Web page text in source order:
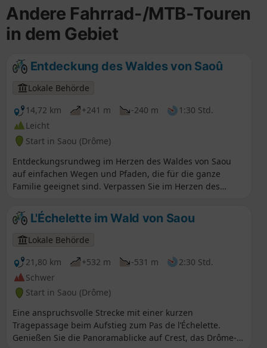
Andere Fahrrad-/MTB-Touren
in dem Gebiet
Entdeckung des Waldes von Saoû
Lokale Behörde
14,72 km
+241 m -240 m
1:30 Std.
Leicht
Start in Saou (Drôme)
Entdeckungsrundweg im Herzen des Waldes von Saou
auf einfachen Wegen und Pfaden, die für die ganze
Familie geeignet sind. Verpassen Sie im Herzen des
bemerkenswerten Architektur.Der Wald von Saou, der im
Rahmen der Politik für sensible Naturräume erworben
wurde, ist das größte Grundstück des Départements
heute nach den Grundsätzen der nachhaltigen
Entwicklung in Abstimmung mit den lokalen Akteuren
bewirtschaftet. ⚠️ Zwischen dem 1. Juli und dem 15.
September gilt der Präfekturbeschluss DDT-SEF-2026-
0176 vom 4. Juni 2026 über die vorüberfahrende
Zugangsbeschränkung zum Wald von Saoû und zum
Plateau d’Ambel bei täglich bewerteter Brandgefahr.
L'Échelette im Wald von Saou
Lokale Behörde
21,80 km
+532 m -531 m
2:30 Std.
Schwer
Start in Saou (Drôme)
Eine anspruchsvolle Strecke mit einer kurzen
Tragepassage beim Aufstieg zum Pas de l’Échelette.
Genießen Sie die Panoramablicke auf Crest, das Drôme-